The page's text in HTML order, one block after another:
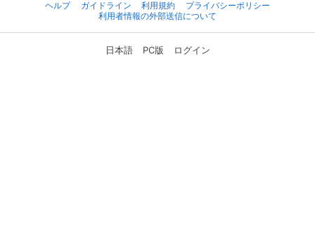
ヘルプ
ガイドライン 利用規約
プライバシーポリシー
利用者情報の外部送信について
日本語 PC版 ログイン